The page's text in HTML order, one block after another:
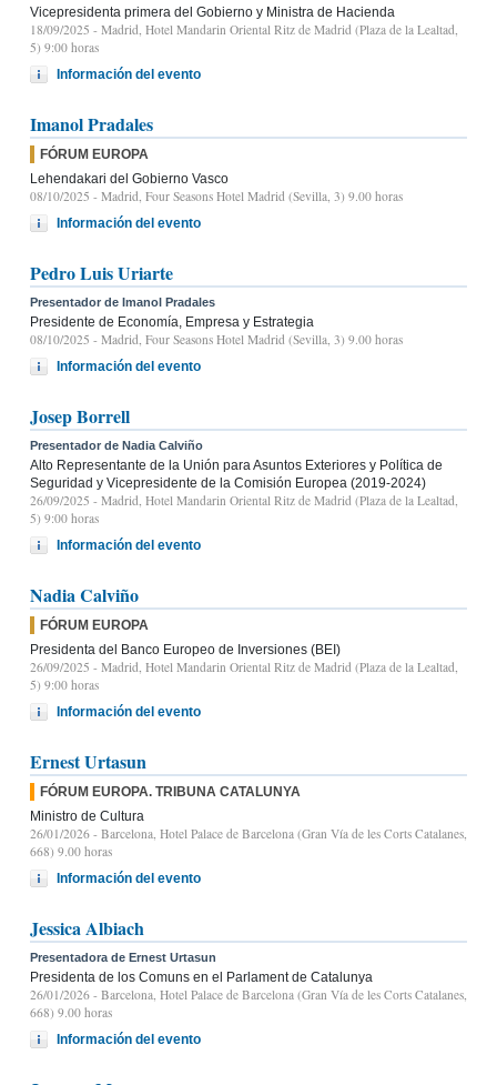
Vicepresidenta primera del Gobierno y Ministra de Hacienda
18/09/2025 - Madrid, Hotel Mandarin Oriental Ritz de Madrid (Plaza de la Lealtad,
5) 9:00 horas
Información del evento
Imanol Pradales
FÓRUM EUROPA
Lehendakari del Gobierno Vasco
08/10/2025 - Madrid, Four Seasons Hotel Madrid (Sevilla, 3) 9.00 horas
Información del evento
Pedro Luis Uriarte
Presentador de Imanol Pradales
Presidente de Economía, Empresa y Estrategia
08/10/2025 - Madrid, Four Seasons Hotel Madrid (Sevilla, 3) 9.00 horas
Información del evento
Josep Borrell
Presentador de Nadia Calviño
Alto Representante de la Unión para Asuntos Exteriores y Política de
Seguridad y Vicepresidente de la Comisión Europea (2019-2024)
26/09/2025 - Madrid, Hotel Mandarin Oriental Ritz de Madrid (Plaza de la Lealtad,
5) 9:00 horas
Información del evento
Nadia Calviño
FÓRUM EUROPA
Presidenta del Banco Europeo de Inversiones (BEI)
26/09/2025 - Madrid, Hotel Mandarin Oriental Ritz de Madrid (Plaza de la Lealtad,
5) 9:00 horas
Información del evento
Ernest Urtasun
FÓRUM EUROPA. TRIBUNA CATALUNYA
Ministro de Cultura
26/01/2026 - Barcelona, Hotel Palace de Barcelona (Gran Vía de les Corts Catalanes,
668) 9.00 horas
Información del evento
Jessica Albiach
Presentadora de Ernest Urtasun
Presidenta de los Comuns en el Parlament de Catalunya
26/01/2026 - Barcelona, Hotel Palace de Barcelona (Gran Vía de les Corts Catalanes,
668) 9.00 horas
Información del evento